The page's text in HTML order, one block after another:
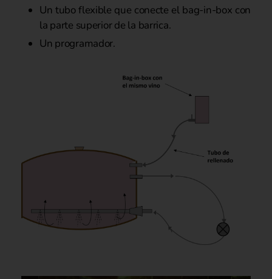
Un tubo flexible que conecte el bag-in-box con
la parte superior de la barrica.
Un programador.